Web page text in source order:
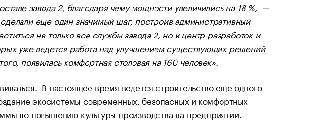
завода 2, благодаря чему мощности увеличились на 18 %, —
еще один значимый шаг, построив административный
не только все службы завода 2, но и центр разработок и
уже ведется работа над улучшением существующих решений
появилась комфортная столовая на 160 человек».
В настоящее время ведется строительство еще одного
экосистемы современных, безопасных и комфортных
по повышению культуры производства на предприятии.